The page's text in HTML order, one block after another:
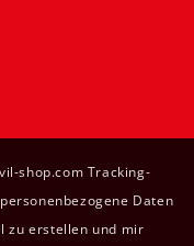
shop.com Tracking-
Daten
zu erstellen und mir